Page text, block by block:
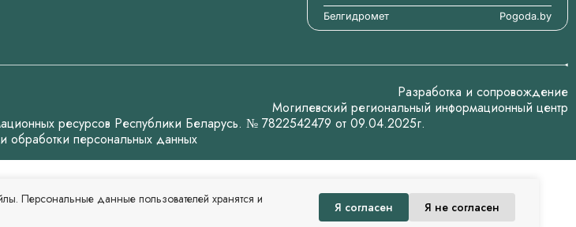
Pogoda.by
Белгидромет
Разработка и сопровождение
Могилевский региональный информационный центр
ресурсов Республики Беларусь. № 7822542479 от 09.04.2025г.
обработки персональных данных
Персональные данные пользователей хранятся и
Я согласен Я не согласен